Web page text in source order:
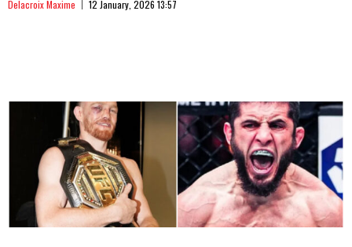
Delacroix Maxime 12 January, 2026 13:57